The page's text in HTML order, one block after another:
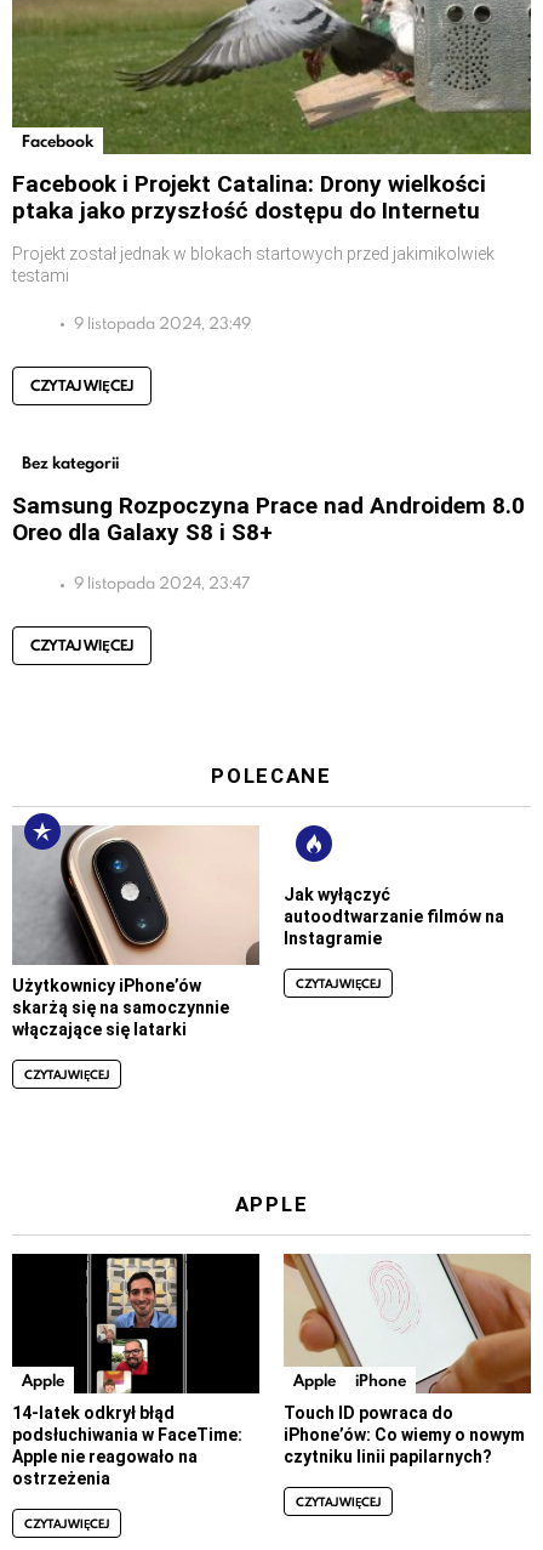
Facebook
Facebook i Projekt Catalina: Drony wielkości
ptaka jako przyszłość dostępu do Internetu
Projekt został jednak w blokach startowych przed jakimikolwiek
testami
9 listopada 2024, 23:49
CZYTAJ WIĘCEJ
Bez kategorii
Samsung Rozpoczyna Prace nad Androidem 8.0
Oreo dla Galaxy S8 i S8+
9 listopada 2024, 23:47
CZYTAJ WIĘCEJ
POLECANE
Użytkownicy iPhone’ów
skarżą się na samoczynnie
włączające się latarki
CZYTAJ WIĘCEJ
Jak wyłączyć
autoodtwarzanie filmów na
Instagramie
CZYTAJ WIĘCEJ
APPLE
Apple
14-latek odkrył błąd
podsłuchiwania w FaceTime:
Apple nie reagowało na
ostrzeżenia
CZYTAJ WIĘCEJ
Apple iPhone
Touch ID powraca do
iPhone’ów: Co wiemy o nowym
czytniku linii papilarnych?
CZYTAJ WIĘCEJ